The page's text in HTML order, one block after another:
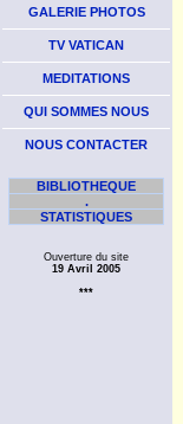
GALERIE PHOTOS
TV VATICAN
MEDITATIONS
QUI SOMMES NOUS
NOUS CONTACTER
BIBLIOTHEQUE
.
STATISTIQUES
Ouverture du site
19 Avril 2005
***